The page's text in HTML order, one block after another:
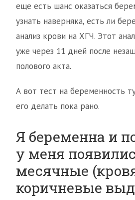
еще есть шанс оказаться
узнать наверняка, есть ли
анализ крови на ХГЧ. Этот
уже через 11 дней после
полового акта.
А вот тест на беременность
его делать пока рано.
Я беременна и
у меня
месячные
коричневые